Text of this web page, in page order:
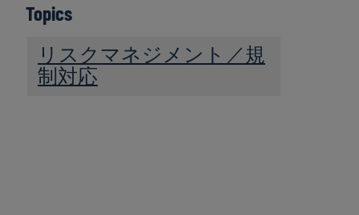
Topics
リスクマネジメント／規
制対応